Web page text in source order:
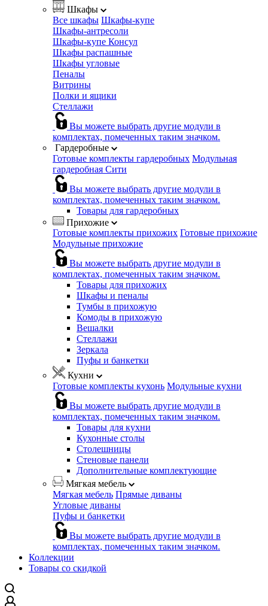
Шкафы
Все шкафы Шкафы-купе
Шкафы-антресоли
Шкафы-купе Консул
Шкафы распашные
Шкафы угловые
Пеналы
Витрины
Полки и ящики
Стеллажи
Вы можете выбрать другие модули в
комплектах, помеченных таким значком.
Гардеробные
Готовые комплекты гардеробных Модульная
гардеробная Сити
Вы можете выбрать другие модули в
комплектах, помеченных таким значком.
Товары для гардеробных
Прихожие
Готовые комплекты прихожих Готовые прихожие
Модульные прихожие
Вы можете выбрать другие модули в
комплектах, помеченных таким значком.
Товары для прихожих
Шкафы и пеналы
Тумбы в прихожую
Комоды в прихожую
Вешалки
Стеллажи
Зеркала
Пуфы и банкетки
Кухни
Готовые комплекты кухонь Модульные кухни
Вы можете выбрать другие модули в
комплектах, помеченных таким значком.
Товары для кухни
Кухонные столы
Столешницы
Стеновые панели
Дополнительные комплектующие
Мягкая мебель
Мягкая мебель Прямые диваны
Угловые диваны
Пуфы и банкетки
Вы можете выбрать другие модули в
комплектах, помеченных таким значком.
Коллекции
Товары со скидкой